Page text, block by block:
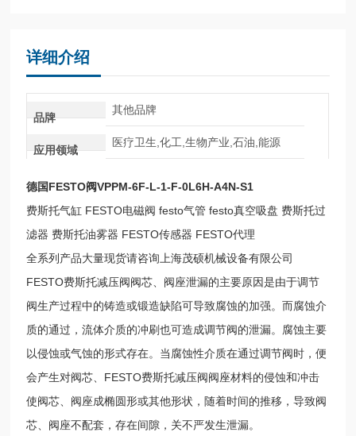
详细介绍
品牌
其他品牌
应用领域
医疗卫生,化工,生物产业,石油,能源
德国FESTO阀VPPM-6F-L-1-F-0L6H-A4N-S1
费斯托气缸 FESTO电磁阀 festo气管 festo真空吸盘 费斯托过
滤器 费斯托油雾器 FESTO传感器 FESTO代理
全系列产品大量现货请咨询上海茂硕机械设备有限公司
FESTO费斯托减压阀阀芯、阀座泄漏的主要原因是由于调节
阀生产过程中的铸造或锻造缺陷可导致腐蚀的加强。而腐蚀介
质的通过，流体介质的冲刷也可造成调节阀的泄漏。腐蚀主要
以侵蚀或气蚀的形式存在。当腐蚀性介质在通过调节阀时，便
会产生对阀芯、FESTO费斯托减压阀阀座材料的侵蚀和冲击
使阀芯、阀座成椭圆形或其他形状，随着时间的推移，导致阀
芯、阀座不配套，存在间隙，关不严发生泄漏。